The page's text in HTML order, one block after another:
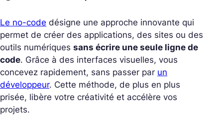
Le no-code désigne une approche innovante qui
permet de créer des applications, des sites ou des
outils numériques sans écrire une seule ligne de
code. Grâce à des interfaces visuelles, vous
concevez rapidement, sans passer par un
développeur. Cette méthode, de plus en plus
prisée, libère votre créativité et accélère vos
projets.